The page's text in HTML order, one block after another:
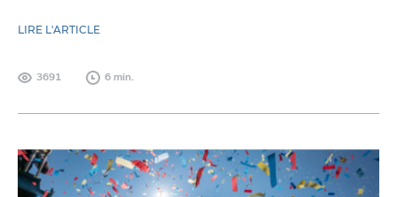
LIRE L'ARTICLE
3691 6 min.